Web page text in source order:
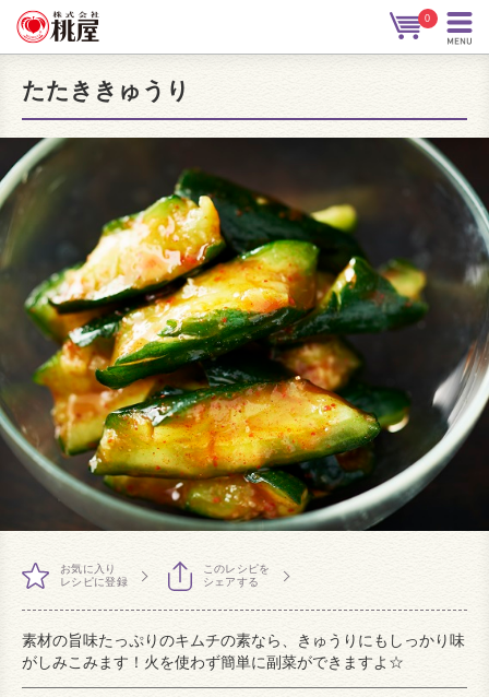
0
たたききゅうり
お気に入り
レシピに登録
このレシピを
シェアする
素材の旨味たっぷりのキムチの素なら、きゅうりにもしっかり味
がしみこみます！火を使わず簡単に副菜ができますよ☆